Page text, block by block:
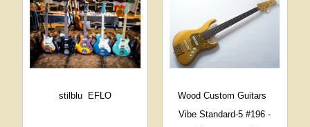
stilblu EFLO
Wood Custom Guitars
Vibe Standard-5 #196 -